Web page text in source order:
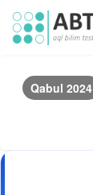
Qabul 2024